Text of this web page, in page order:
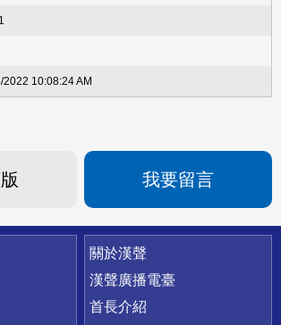
2022 10:08:24 AM
我要留言
關於漢聲
漢聲廣播電臺
首長介紹